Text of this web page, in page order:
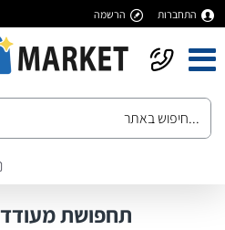
התחברות הרשמה
תחפושת